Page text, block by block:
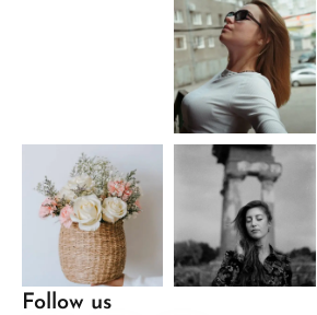
Follow us